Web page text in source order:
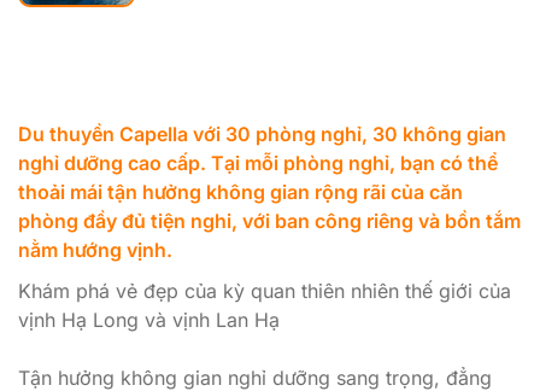
Du thuyền Capella với 30 phòng nghỉ, 30 không gian
nghỉ dưỡng cao cấp. Tại mỗi phòng nghỉ, bạn có thể
thoải mái tận hưởng không gian rộng rãi của căn
phòng đầy đủ tiện nghi, với ban công riêng và bồn tắm
nằm hướng vịnh.
Khám phá vẻ đẹp của kỳ quan thiên nhiên thế giới của
vịnh Hạ Long và vịnh Lan Hạ
Tận hưởng không gian nghỉ dưỡng sang trọng, đẳng